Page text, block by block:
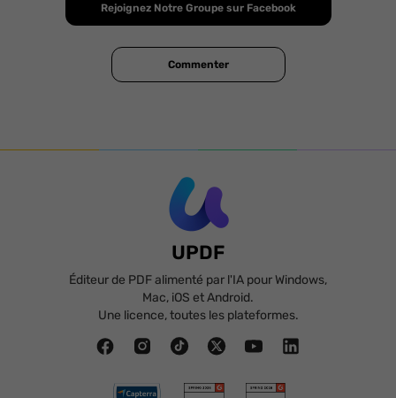
Rejoignez Notre Groupe sur Facebook
Commenter
UPDF
Éditeur de PDF alimenté par l'IA pour Windows,
Mac, iOS et Android.
Une licence, toutes les plateformes.